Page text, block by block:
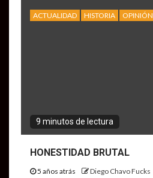
ACTUALIDAD HISTORIA OPINIÓN
9 minutos de lectura
HONESTIDAD BRUTAL
5 años atrás Diego Chavo Fucks